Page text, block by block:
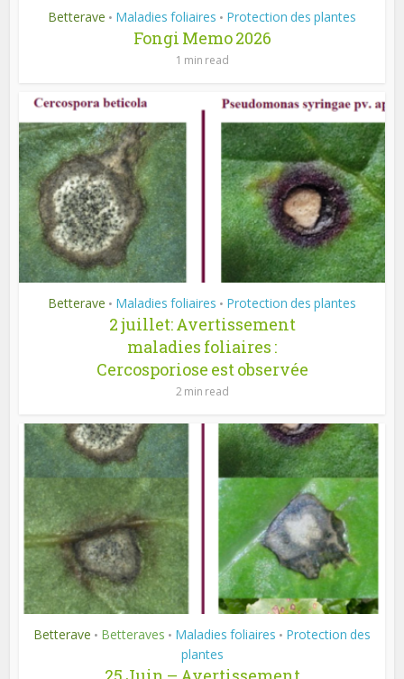
Betterave • Maladies foliaires • Protection des plantes
Fongi Memo 2026
1 min read
Betterave • Maladies foliaires • Protection des plantes
2 juillet: Avertissement
maladies foliaires :
Cercosporiose est observée
2 min read
Betterave • Betteraves • Maladies foliaires • Protection des
plantes